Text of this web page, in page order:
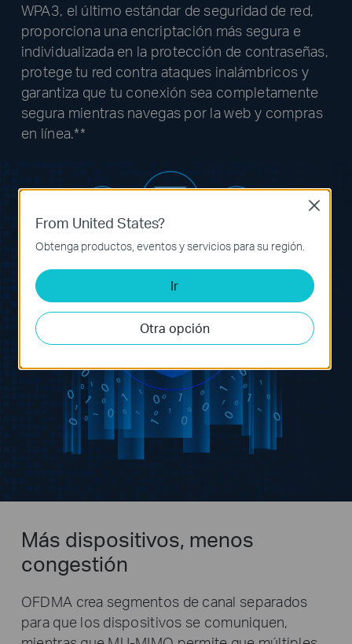
WPA3, el último estándar de seguridad de red,
proporciona una encriptación más segura e
individualizada en la protección de contraseñas,
protege tu red contra ataques inalámbricos y
garantiza que tu conexión sea completamente
segura mientras navegas por la web y compras
en línea.**
Más dispositivos, menos
congestión
OFDMA crea segmentos de canal separados
para que los dispositivos se comuniquen,
From United States?
Obtenga productos, eventos y servicios para su región.
Ir
Otra opción
Close